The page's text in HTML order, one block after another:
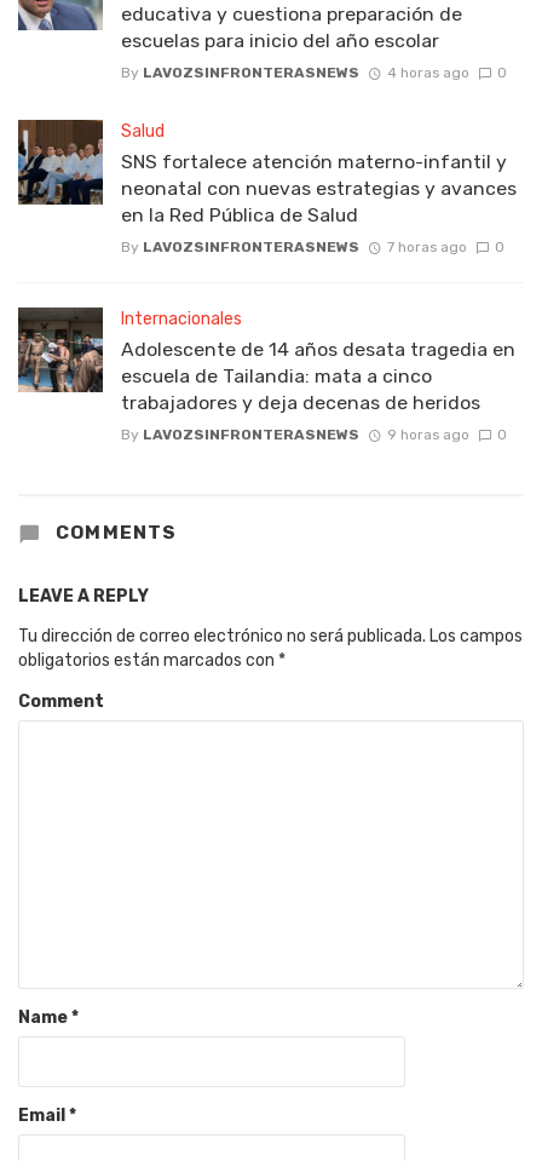
educativa y cuestiona preparación de
escuelas para inicio del año escolar
By LAVOZSINFRONTERASNEWS 4 horas ago 0
Salud
SNS fortalece atención materno-infantil y
neonatal con nuevas estrategias y avances
en la Red Pública de Salud
By LAVOZSINFRONTERASNEWS 7 horas ago 0
Internacionales
Adolescente de 14 años desata tragedia en
escuela de Tailandia: mata a cinco
trabajadores y deja decenas de heridos
By LAVOZSINFRONTERASNEWS 9 horas ago 0
COMMENTS
LEAVE A REPLY
Tu dirección de correo electrónico no será publicada. Los campos
obligatorios están marcados con *
Comment
Name*
Email *